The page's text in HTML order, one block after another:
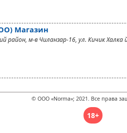
Магазин
район, м-в Чиланзар-16, ул. Кичик Халка
© ООО «Norma»; 2021. Все права
18+